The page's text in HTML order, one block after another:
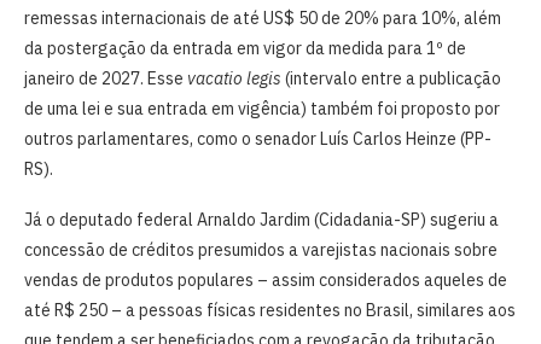
remessas internacionais de até US$ 50 de 20% para 10%, além
da postergação da entrada em vigor da medida para 1º de
janeiro de 2027. Esse vacatio legis (intervalo entre a publicação
de uma lei e sua entrada em vigência) também foi proposto por
outros parlamentares, como o senador Luís Carlos Heinze (PP-
RS).
Já o deputado federal Arnaldo Jardim (Cidadania-SP) sugeriu a
concessão de créditos presumidos a varejistas nacionais sobre
vendas de produtos populares – assim considerados aqueles de
até R$ 250 – a pessoas físicas residentes no Brasil, similares aos